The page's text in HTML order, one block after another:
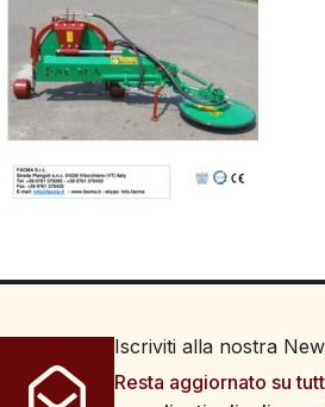
Iscriviti alla nostra
Resta aggiornato su